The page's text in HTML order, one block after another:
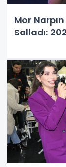
Mor
Salladı: